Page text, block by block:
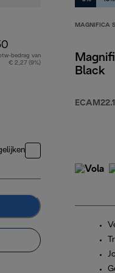
bedrag van
€ 2,27 (9%)
MAGNIFICA S
Black